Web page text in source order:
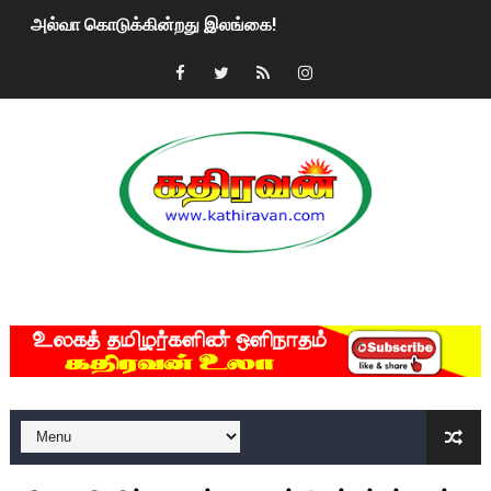
அல்வா கொடுக்கின்றது இலங்கை!
2ஆம் நாள் உக்ரைன் யுத்தம்!! எங்களைத் தனிமையில்
மகிந்த ராஜபக்சே பதவி விலக திட்டம்?
ரவுடி பேபிக்கு நடந்த தரமான சம்பவம்.. ஆபாச வீடியோக்களால்
குண்டை தூக்கிப்போட்ட ஆய்வு…. இந்தியாவின் “கோவிஷீல்டு”
யாழில் தமிழின தலைவர் பிரபாகரனின் பிறந்தநாளை
ஏர்போர்ட்டில் உதைத்த நபர் யார், என்ன நடந்தது?: உண்மையை
சீனா இலங்கையிடம் 8 மில்லியன் அமெரிக்க டொலர் நட்டஈடு